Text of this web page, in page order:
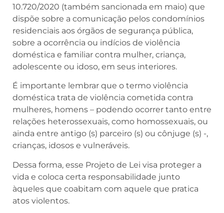
10.720/2020 (também sancionada em maio) que
dispõe sobre a comunicação pelos condomínios
residenciais aos órgãos de segurança pública,
sobre a ocorrência ou indícios de violência
doméstica e familiar contra mulher, criança,
adolescente ou idoso, em seus interiores.
É importante lembrar que o termo violência
doméstica trata de violência cometida contra
mulheres, homens – podendo ocorrer tanto entre
relações heterossexuais, como homossexuais, ou
ainda entre antigo (s) parceiro (s) ou cônjuge (s) -,
crianças, idosos e vulneráveis.
Dessa forma, esse Projeto de Lei visa proteger a
vida e coloca certa responsabilidade junto
àqueles que coabitam com aquele que pratica
atos violentos.